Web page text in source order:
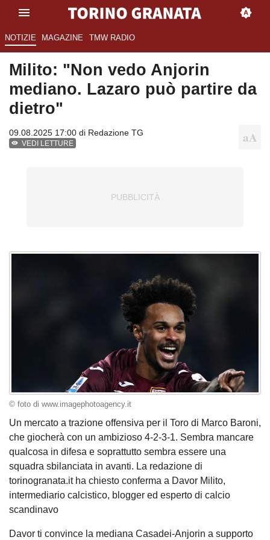
NOTIZIE MAGAZINE TMW RADIO
Milito: "Non vedo Anjorin
mediano. Lazaro può partire da
dietro"
09.08.2025 17:00 di Redazione TG
VEDI LETTURE
© foto di www.imagephotoagency.it
Un mercato a trazione offensiva per il Toro di Marco Baroni,
che giocherà con un ambizioso 4-2-3-1. Sembra mancare
qualcosa in difesa e soprattutto sembra essere una
squadra sbilanciata in avanti. La redazione di
torinogranata.it ha chiesto conferma a Davor Milito,
intermediario calcistico, blogger ed esperto di calcio
scandinavo
Davor ti convince la mediana Casadei-Anjorin a supporto